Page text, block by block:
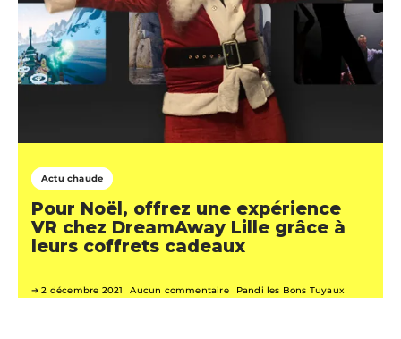
Actu chaude
Pour Noël, offrez une expérience
VR chez DreamAway Lille grâce à
leurs coffrets cadeaux
2 décembre 2021 Aucun commentaire Pandi les Bons Tuyaux